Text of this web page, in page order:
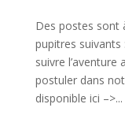
Des postes sont
pupitres suivants
suivre l’aventure
postuler dans
disponible ici –>...